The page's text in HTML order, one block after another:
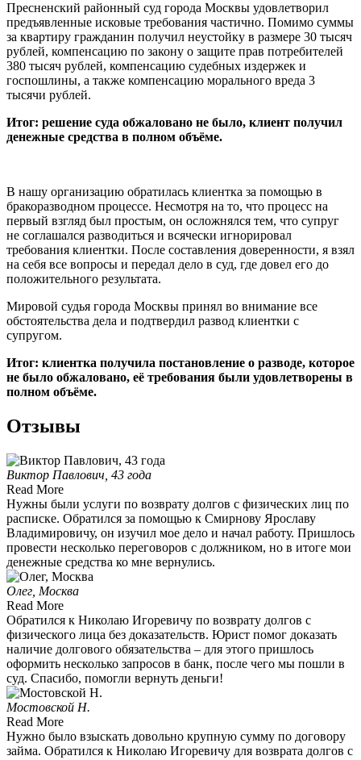
Пресненский районный суд города Москвы удовлетворил
предъявленные исковые требования частично. Помимо суммы
за квартиру гражданин получил неустойку в размере 30 тысяч
рублей, компенсацию по закону о защите прав потребителей
380 тысяч рублей, компенсацию судебных издержек и
госпошлины, а также компенсацию морального вреда 3
тысячи рублей.
Итог: решение суда обжаловано не было, клиент получил
денежные средства в полном объёме.
В нашу организацию обратилась клиентка за помощью в
бракоразводном процессе. Несмотря на то, что процесс на
первый взгляд был простым, он осложнялся тем, что супруг
не соглашался разводиться и всячески игнорировал
требования клиентки. После составления доверенности, я взял
на себя все вопросы и передал дело в суд, где довел его до
положительного результата.
Мировой судья города Москвы принял во внимание все
обстоятельства дела и подтвердил развод клиентки с
супругом.
Итог: клиентка получила постановление о разводе, которое
не было обжаловано, её требования были удовлетворены в
полном объёме.
Отзывы
Виктор Павлович, 43 года
Read More
Нужны были услуги по возврату долгов с физических лиц по
расписке. Обратился за помощью к Смирнову Ярославу
Владимировичу, он изучил мое дело и начал работу. Пришлось
провести несколько переговоров с должником, но в итоге мои
денежные средства ко мне вернулись.
Олег, Москва
Read More
Обратился к Николаю Игоревичу по возврату долгов с
физического лица без доказательств. Юрист помог доказать
наличие долгового обязательства – для этого пришлось
оформить несколько запросов в банк, после чего мы пошли в
суд. Спасибо, помогли вернуть деньги!
Мостовской Н.
Read More
Нужно было взыскать довольно крупную сумму по договору
займа. Обратился к Николаю Игоревичу для возврата долгов с